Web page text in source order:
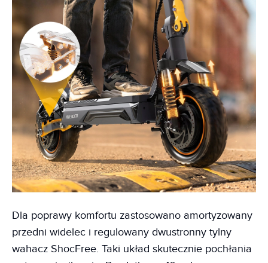
Dla poprawy komfortu zastosowano amortyzowany
przedni widelec i regulowany dwustronny tylny
wahacz ShocFree. Taki układ skutecznie pochłania